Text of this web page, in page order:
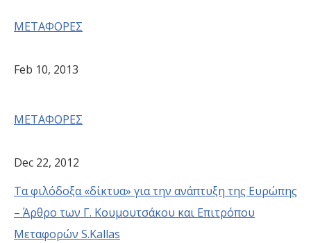
ΜΕΤΑΦΟΡΕΣ
Feb 10, 2013
ΜΕΤΑΦΟΡΕΣ
Dec 22, 2012
Τα φιλόδοξα «δίκτυα» για την ανάπτυξη της Ευρώπης
– Άρθρο των Γ. Κουμουτσάκου και Επιτρόπου
Μεταφορών S.Kallas